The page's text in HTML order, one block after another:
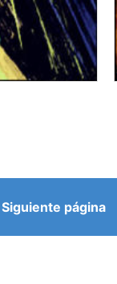
Siguiente página